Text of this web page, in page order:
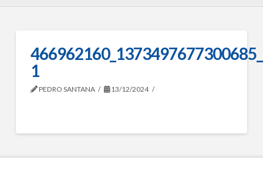
1
PEDRO SANTANA 13/12/2024